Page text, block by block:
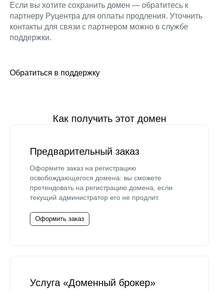
Если вы хотите сохранить домен — обратитесь к
партнеру Руцентра для оплаты продления. Уточнить
контакты для связи с партнером можно в службе
поддержки.
Обратиться в поддержку
Как получить этот домен
Предварительный заказ
Оформите заказ на регистрацию
освобождающегося домена: вы сможете
претендовать на регистрацию домена, если
текущий администратор его не продлит.
Оформить заказ
Услуга «Доменный брокер»